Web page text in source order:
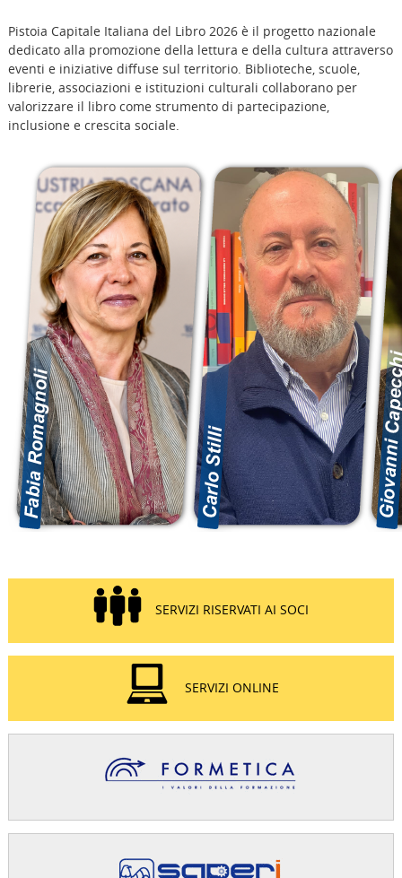
Pistoia Capitale Italiana del Libro 2026 è il progetto nazionale
dedicato alla promozione della lettura e della cultura attraverso
eventi e iniziative diffuse sul territorio. Biblioteche, scuole,
librerie, associazioni e istituzioni culturali collaborano per
valorizzare il libro come strumento di partecipazione,
inclusione e crescita sociale.
SERVIZI RISERVATI AI SOCI
SERVIZI ONLINE